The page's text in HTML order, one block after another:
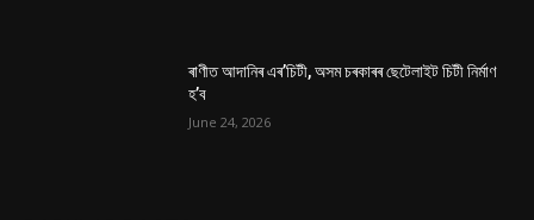
ৰাণীত আদানিৰ এৰ’চিটী, অসম চৰকাৰৰ ছেটেলাইট চিটী নিৰ্মাণ
হ’ব
June 24, 2026